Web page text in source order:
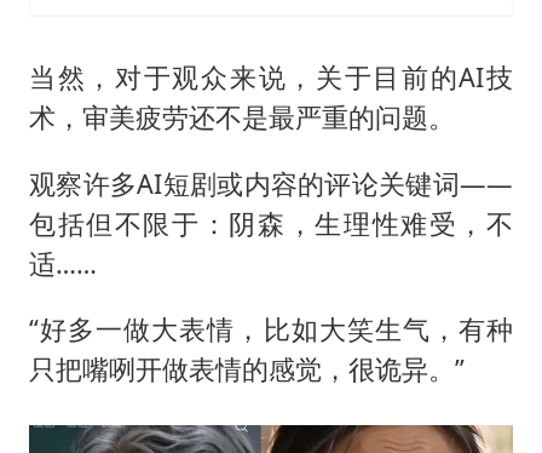
当然，对于观众来说，关于目前的AI技
术，审美疲劳还不是最严重的问题。
观察许多AI短剧或内容的评论关键词——
包括但不限于：阴森，生理性难受，不
适……
“好多一做大表情，比如大笑生气，有种
只把嘴咧开做表情的感觉，很诡异。”